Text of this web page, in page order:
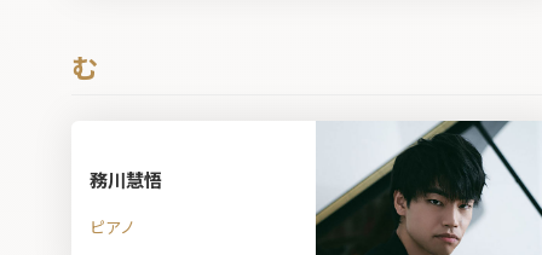
む
務川慧悟
ピアノ